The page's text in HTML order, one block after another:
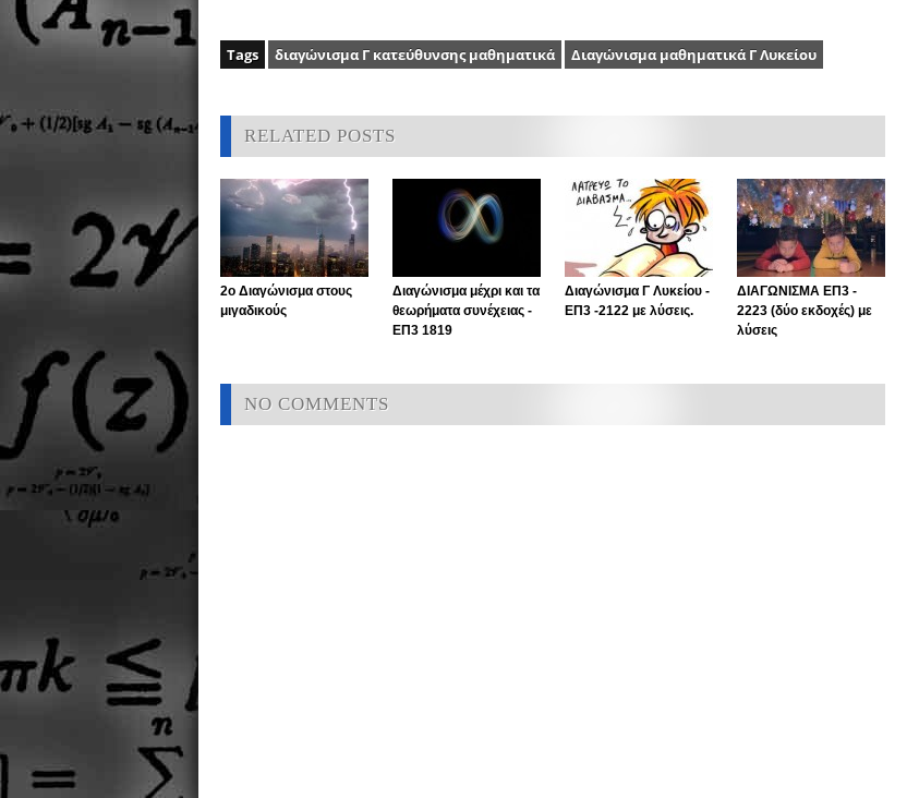
Tags διαγώνισμα Γ κατεύθυνσης μαθηματικά Διαγώνισμα μαθηματικά Γ Λυκείου
RELATED POSTS
2o Διαγώνισμα στους
μιγαδικούς
Διαγώνισμα μέχρι και τα
θεωρήματα συνέχειας -
ΕΠ3 1819
Διαγώνισμα Γ Λυκείου -
ΕΠ3 -2122 με λύσεις.
ΔΙΑΓΩΝΙΣΜΑ ΕΠ3 -
2223 (δύο εκδοχές) με
λύσεις
NO COMMENTS